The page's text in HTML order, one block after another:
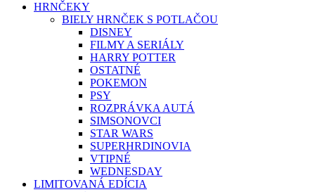
HRNČEKY
BIELY HRNČEK S POTLAČOU
DISNEY
FILMY A SERIÁLY
HARRY POTTER
OSTATNÉ
POKEMON
PSY
ROZPRÁVKA AUTÁ
SIMSONOVCI
STAR WARS
SUPERHRDINOVIA
VTIPNÉ
WEDNESDAY
LIMITOVANÁ EDÍCIA